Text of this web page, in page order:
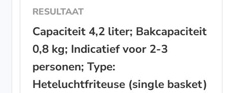
Capaciteit 4,2 liter; Bakcapaciteit
0,8 kg; Indicatief voor 2-3
personen; Type:
Heteluchtfriteuse (single basket)